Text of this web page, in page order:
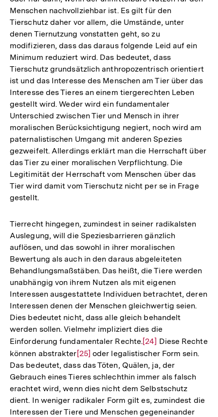
Menschen nachvollziehbar ist. Es gilt für den
Tierschutz daher vor allem, die Umstände, unter
denen Tiernutzung vonstatten geht, so zu
modifizieren, dass das daraus folgende Leid auf ein
Minimum reduziert wird. Das bedeutet, dass
Tierschutz grundsätzlich anthropozentrisch orientiert
ist und das Interesse des Menschen am Tier über das
Interesse des Tieres an einem tiergerechten Leben
gestellt wird. Weder wird ein fundamentaler
Unterschied zwischen Tier und Mensch in ihrer
moralischen Berücksichtigung negiert, noch wird am
paternalistischen Umgang mit anderen Spezies
gezweifelt. Allerdings erklärt man die Herrschaft über
das Tier zu einer moralischen Verpflichtung. Die
Legitimität der Herrschaft vom Menschen über das
Tier wird damit vom Tierschutz nicht per se in Frage
gestellt.
Tierrecht hingegen, zumindest in seiner radikalsten
Auslegung, will die Speziesbarrieren gänzlich
auflösen, und das sowohl in ihrer moralischen
Bewertung als auch in den daraus abgeleiteten
Behandlungsmaßstäben. Das heißt, die Tiere werden
unabhängig von ihrem Nutzen als mit eigenen
Interessen ausgestattete Individuen betrachtet, deren
Interessen denen der Menschen gleichwertig seien.
Dies bedeutet nicht, dass alle gleich behandelt
werden sollen. Vielmehr impliziert dies die
Einforderung fundamentaler Rechte.Zur
Auflösung
der
Fußnote
[24] Diese Rechte
können abstrakterZur
Auflösung
der
Fußnote
[25] oder legalistischer Form sein.
Das bedeutet, dass das Töten, Quälen, ja, der
Gebrauch eines Tieres schlechthin immer als falsch
erachtet wird, wenn dies nicht dem Selbstschutz
dient. In weniger radikaler Form gilt es, zumindest die
Interessen der Tiere und Menschen gegeneinander